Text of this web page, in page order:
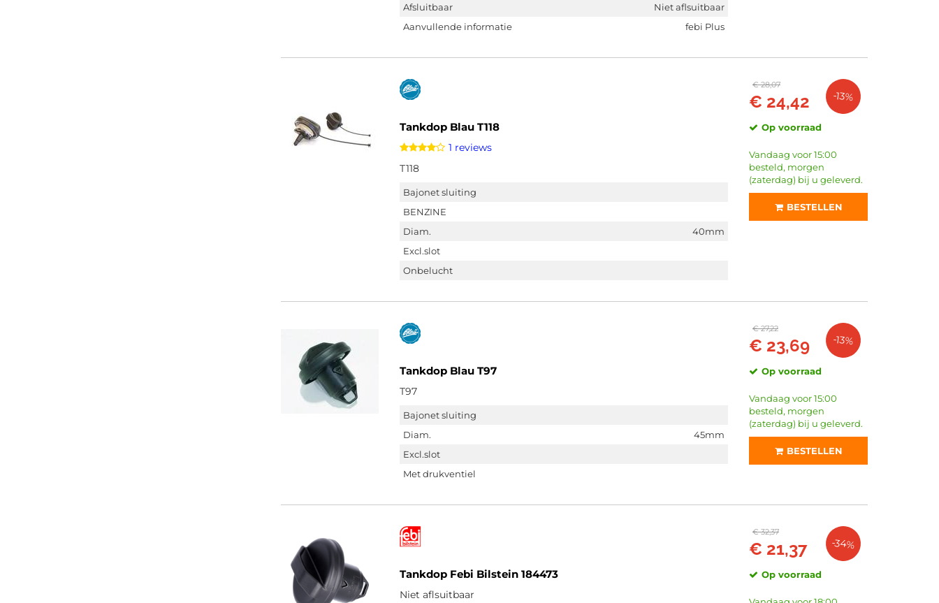
Afsluitbaar
Niet aflsuitbaar
Aanvullende informatie
febi Plus
Tankdop Blau T118
1 reviews
T118
Bajonet sluiting
BENZINE
Diam.
40mm
Excl.slot
Onbelucht
€ 28,07
€ 24,42 -13%
Op voorraad
Vandaag voor 15:00
besteld, morgen
(zaterdag) bij u geleverd.
BESTELLEN
Tankdop Blau T97
T97
Bajonet sluiting
Diam.
45mm
Excl.slot
Met drukventiel
€ 27,22
€ 23,69 -13%
Op voorraad
Vandaag voor 15:00
besteld, morgen
(zaterdag) bij u geleverd.
BESTELLEN
Tankdop Febi Bilstein 184473
Niet aflsuitbaar
€ 32,37
€ 21,37 -34%
Op voorraad